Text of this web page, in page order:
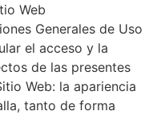
Web
Generales de Uso
el acceso y la
de las presentes
Web: la apariencia
tanto de forma